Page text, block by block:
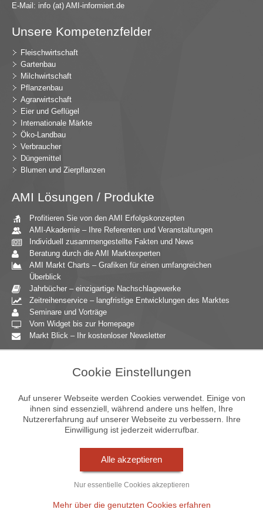
E-Mail: info (at) AMI-informiert.de
Unsere Kompetenzfelder
Fleischwirtschaft
Gartenbau
Milchwirtschaft
Pflanzenbau
Agrarwirtschaft
Eier und Geflügel
Internationale Märkte
Öko-Landbau
Verbraucher
Düngemittel
Blumen und Zierpflanzen
AMI Lösungen / Produkte
Profitieren Sie von den AMI Erfolgskonzepten
AMI-Akademie – Ihre Referenten und Veranstaltungen
Individuell zusammengestellte Fakten und News
Beratung durch die AMI Marktexperten
AMI Markt Charts – Grafiken für einen umfangreichen
Überblick
Jahrbücher – einzigartige Nachschlagewerke
Zeitreihenservice – langfristige Entwicklungen des Marktes
Seminare und Vorträge
Vom Widget bis zur Homepage
Markt Blick – Ihr kostenloser Newsletter
Unternehmensberatung
Ernährungsgewerbe
Einzelhandel
Bildung & Wissenschaft
Presse & Medien
Cookie Einstellungen
Auf unserer Webseite werden Cookies verwendet. Einige von
ihnen sind essenziell, während andere uns helfen, Ihre
Nutzererfahrung auf unserer Webseite zu verbessern. Ihre
Einwilligung ist jederzeit widerrufbar.
Alle akzeptieren
Nur essentielle Cookies akzeptieren
Mehr über die genutzten Cookies erfahren